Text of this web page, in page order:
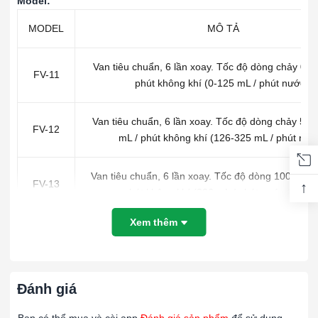
MODEL MÔ TẢ
FV-11
Van tiêu chuẩn, 6 lần xoay. Tốc độ dòng chảy 0-
phút không khí (0-125 mL / phút nước).
FV-12
Van tiêu chuẩn, 6 lần xoay. Tốc độ dòng chảy
mL / phút không khí (126-325 mL / phút
FV-13
Van tiêu chuẩn, 6 lần xoay. Tốc độ dòng 10001
phút không khí (326 mL / phút nước trở
FS @ 70 độ F (21,1 độ C) và 14,7 psia (tuyệt đối 1 atm); Ống
dòng đọc trực tiếp: +/- 5% FS @ 70 độ F (21,1 độ C) và 14,7
Xem thêm
Đánh giá
↑